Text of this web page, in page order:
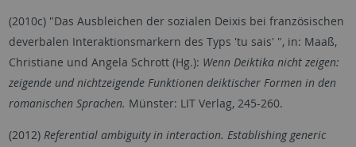
(2010c) "Das Ausbleichen der sozialen Deixis bei französischen
deverbalen Interaktionsmarkern des Typs 'tu sais' ", in: Maaß,
Christiane und Angela Schrott (Hg.): Wenn Deiktika nicht zeigen:
zeigende und nichtzeigende Funktionen deiktischer Formen in den
romanischen Sprachen. Münster: LIT Verlag, 245-260.
(2012)Referential ambiguity in interaction. Establishing generic